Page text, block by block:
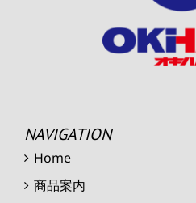
NAVIGATION
Home
商品案内